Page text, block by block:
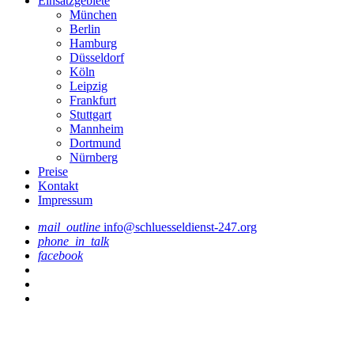
München
Berlin
Hamburg
Düsseldorf
Köln
Leipzig
Frankfurt
Stuttgart
Mannheim
Dortmund
Nürnberg
Preise
Kontakt
Impressum
mail_outline info@schluesseldienst-247.org
phone_in_talk
facebook